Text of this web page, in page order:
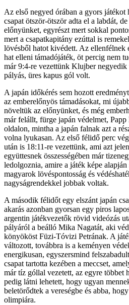
Az első negyed órában a gyors
csapat ötször-ötször adta el a labdát,
előnyünket, egyrészt mert sokkal
mert a csapatkapitány ezúttal is
lövésből hatot kivédett. Az ellenfélnek
hat elleni támadójáték, öt percig nem
már 9:4-re vezettünk Klujber negyedik
pályás, üres kapus gól volt.
A japán időkérés sem hozott
az emberelőnyös támadásokat, mi
növeltük az előnyünket, és még
már felállt, fürge japán védelmet,
oldalon, mintha a japán falnak azt a
volna lyukasan. Az első félidő perc
után is 18:11-re vezettünk, ami azt
együttesnek összességében már
ledolgoznia, amire a játék képe
magyarok lövéspontosság és
nagyságrendekkel jobbak voltak.
A második félidőt egy elszánt japán
akarás azonban gyorsan egy piros
argentin játékvezetők rövid videózás
pályáról a beálló Mika Nagatát, aki
könyököst Füzi-Tóvizi Petrának. A
változott, továbbra is a keményen
energikusan, egyszersmind
csapat tartotta kezében a meccset,
már tíz góllal vezetett, az egyre többet
pedig látni lehetett, hogy ugyan
beletörődtek a vereségbe és abba,
olimpiára.